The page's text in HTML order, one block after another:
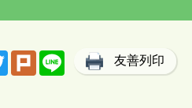
TwitterPlurk Line 友善列印